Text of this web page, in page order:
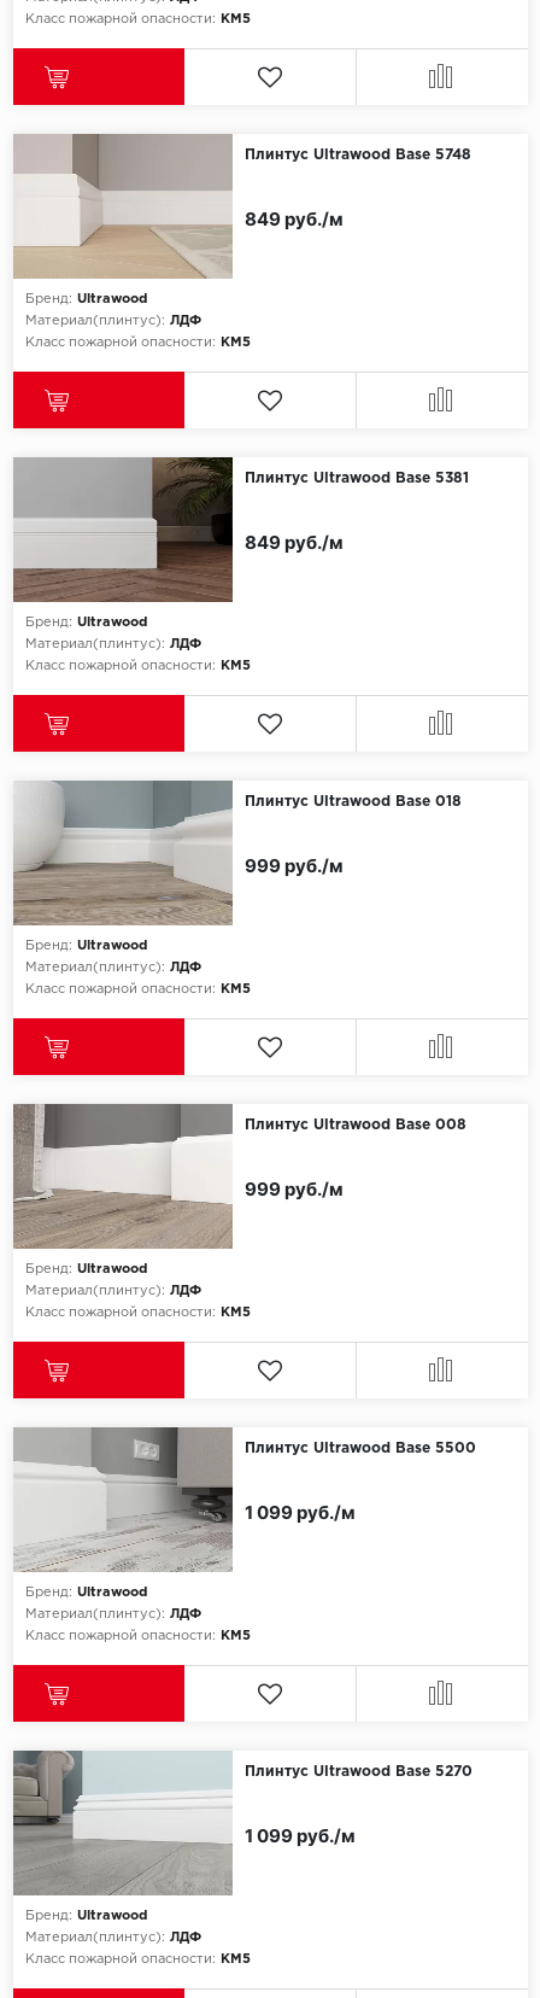
Класс пожарной опасности:
КМ5
Плинтус Ultrawood Base 5748
Бренд: Ultrawood
Материал(плинтус): ЛДФ
Класс пожарной опасности:
КМ5
849 руб./м
Плинтус Ultrawood Base 5381
Бренд: Ultrawood
Материал(плинтус): ЛДФ
Класс пожарной опасности:
КМ5
849 руб./м
Плинтус Ultrawood Base 018
Бренд: Ultrawood
Материал(плинтус): ЛДФ
Класс пожарной опасности:
КМ5
999 руб./м
Плинтус Ultrawood Base 008
Бренд: Ultrawood
Материал(плинтус): ЛДФ
Класс пожарной опасности:
КМ5
999 руб./м
Плинтус Ultrawood Base 5500
Бренд: Ultrawood
Материал(плинтус): ЛДФ
Класс пожарной опасности:
КМ5
1 099 руб./м
Плинтус Ultrawood Base 5270
Бренд: Ultrawood
Материал(плинтус): ЛДФ
Класс пожарной опасности:
КМ5
1 099 руб./м